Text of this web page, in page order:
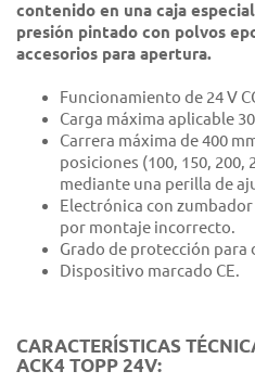
contenido en una caja
presión pintado con polvos
accesorios para apertura.
Funcionamiento de 24 V
Carga máxima aplicable
Carrera máxima de 400
posiciones (100, 150, 200,
mediante una perilla de
Electrónica con
por montaje incorrecto.
Grado de protección para
Dispositivo marcado CE.
CARACTERÍSTICAS
ACK4 TOPP 24V: